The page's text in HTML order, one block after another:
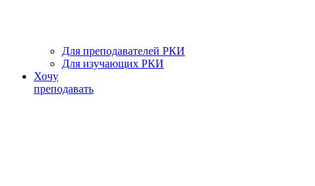
Для преподавателей РКИ
Для изучающих РКИ
Хочу
преподавать